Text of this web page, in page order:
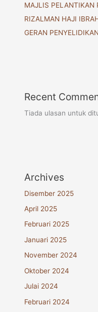
MAJLIS PELANTIKAN
RIZALMAN HAJI
GERAN PENYELIDIKAN
Recent
Tiada ulasan untuk
Archives
Disember 2025
April 2025
Februari 2025
Januari 2025
November 2024
Oktober 2024
Julai 2024
Februari 2024